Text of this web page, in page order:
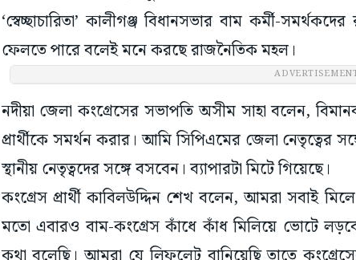
‘স্বেচ্ছাচারিতা’ কালীগঞ্জ বিধানসভার বাম কর্মী-
ফেলতে পারে বলেই মনে করছে রাজনৈতিক মহল।
নদীয়া জেলা কংগ্রেসের সভাপতি অসীম সাহা বলেন,
প্রার্থীকে সমর্থন করার।‌ আমি সিপিএমের জেলা নেতৃত্বের
স্থানীয় নেতৃত্বদের সঙ্গে বসবেন। ব্যাপারটা মিটে গিয়েছে।
কংগ্রেস প্রার্থী কাবিলউদ্দিন শেখ বলেন, আমরা সবাই
মতো এবারও বাম-কংগ্রেস কাঁধে কাঁধ মিলিয়ে ভোটে